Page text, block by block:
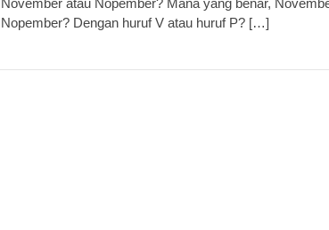
November atau Nopember? Mana yang benar,
Nopember? Dengan huruf V atau huruf P? […]